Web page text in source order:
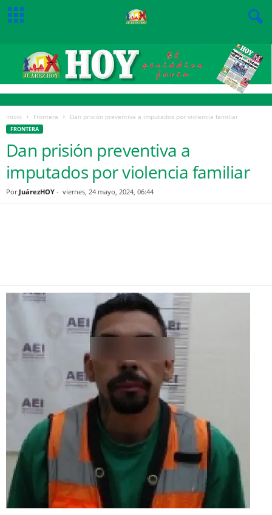
Inicio Frontera Dan prisión preventiva a imputados por violencia familiar
FRONTERA
Dan prisión preventiva a
imputados por violencia familiar
Por JuárezHOY - viernes, 24 mayo, 2024, 06:44